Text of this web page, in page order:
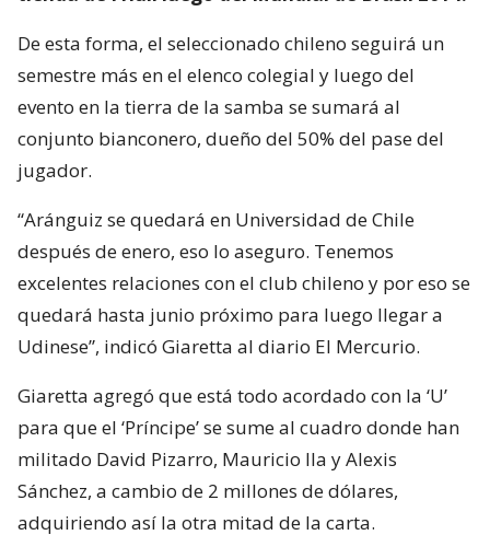
De esta forma, el seleccionado chileno seguirá un
semestre más en el elenco colegial y luego del
evento en la tierra de la samba se sumará al
conjunto bianconero, dueño del 50% del pase del
jugador.
“Aránguiz se quedará en Universidad de Chile
después de enero, eso lo aseguro. Tenemos
excelentes relaciones con el club chileno y por eso se
quedará hasta junio próximo para luego llegar a
Udinese”, indicó Giaretta al diario El Mercurio.
Giaretta agregó que está todo acordado con la ‘U’
para que el ‘Príncipe’ se sume al cuadro donde han
militado David Pizarro, Mauricio Ila y Alexis
Sánchez, a cambio de 2 millones de dólares,
adquiriendo así la otra mitad de la carta.